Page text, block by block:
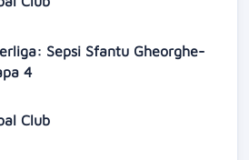
Sepsi Sfantu Gheorghe-
4
Club